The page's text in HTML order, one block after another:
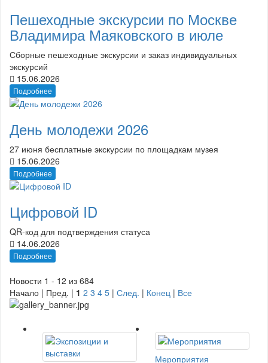
Пешеходные экскурсии по Москве
Владимира Маяковского в июле
Сборные пешеходные экскурсии и заказ индивидуальных
экскурсий
15.06.2026
Подробнее
День молодежи 2026
27 июня бесплатные экскурсии по площадкам музея
15.06.2026
Подробнее
Цифровой ID
QR-код для подтверждения статуса
14.06.2026
Подробнее
Новости 1 - 12 из 684
Начало | Пред. | 1 2 3 4 5 | След. | Конец | Все
Мероприятия